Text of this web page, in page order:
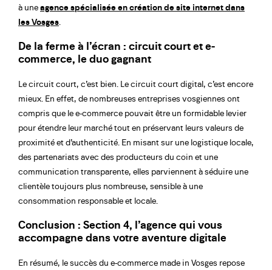
à uneagence spécialisée en création de site internet dans
les Vosges
De la ferme à l’écran : circuit court et e-
commerce, le duo gagnant
Le circuit court, c’est bien. Le circuit court digital, c’est encore
mieux. En effet, de nombreuses entreprises vosgiennes ont
compris que le e-commerce pouvait être un formidable levier
pour étendre leur marché tout en préservant leurs valeurs de
proximité et d’authenticité. En misant sur une logistique locale,
des partenariats avec des producteurs du coin et une
communication transparente, elles parviennent à séduire une
clientèle toujours plus nombreuse, sensible à une
consommation responsable et locale.
Conclusion : Section 4, l’agence qui vous
accompagne dans votre aventure digitale
En résumé, le succès du e-commerce made in Vosges repose